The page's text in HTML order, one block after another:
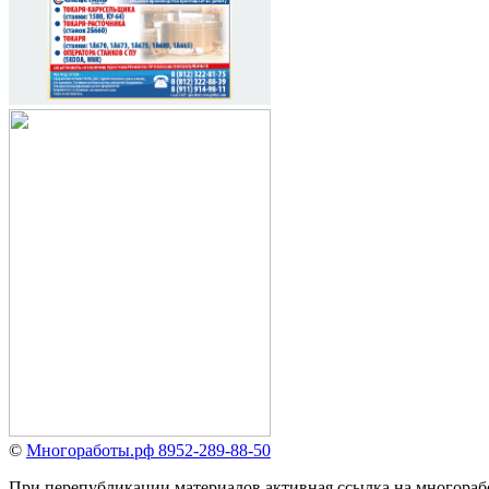
© Многоработы.рф 8952-289-88-50